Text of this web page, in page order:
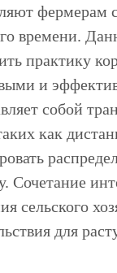
фермерам
времени.
практику
и
собой
как
сельского
для